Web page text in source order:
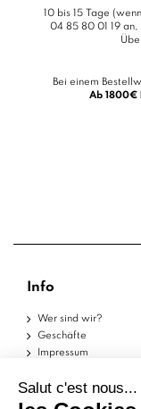
10 bis 15 Tage
04 85 80 01 19
Bei einem
Ab 1800€
Info
Wer sind wir?
Geschäfte
Impressum
Datenschutzerklärung